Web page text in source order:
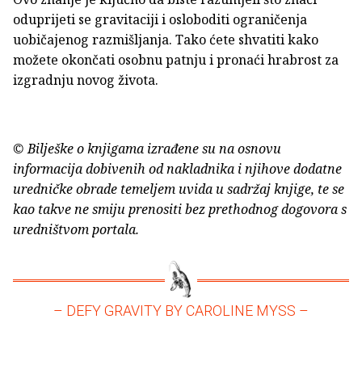
oduprijeti se gravitaciji i osloboditi ograničenja
uobičajenog razmišljanja. Tako ćete shvatiti kako
možete okončati osobnu patnju i pronaći hrabrost za
izgradnju novog života.
© Bilješke o knjigama izrađene su na osnovu
informacija dobivenih od nakladnika i njihove dodatne
uredničke obrade temeljem uvida u sadržaj knjige, te se
kao takve ne smiju prenositi bez prethodnog dogovora s
uredništvom portala.
– DEFY GRAVITY BY CAROLINE MYSS –